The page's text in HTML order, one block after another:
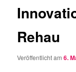
Rehau
Veröffentlicht am6.